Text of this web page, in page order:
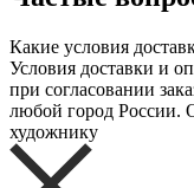
Какие условия
Условия доставки и
при согласовании
любой город России.
художнику